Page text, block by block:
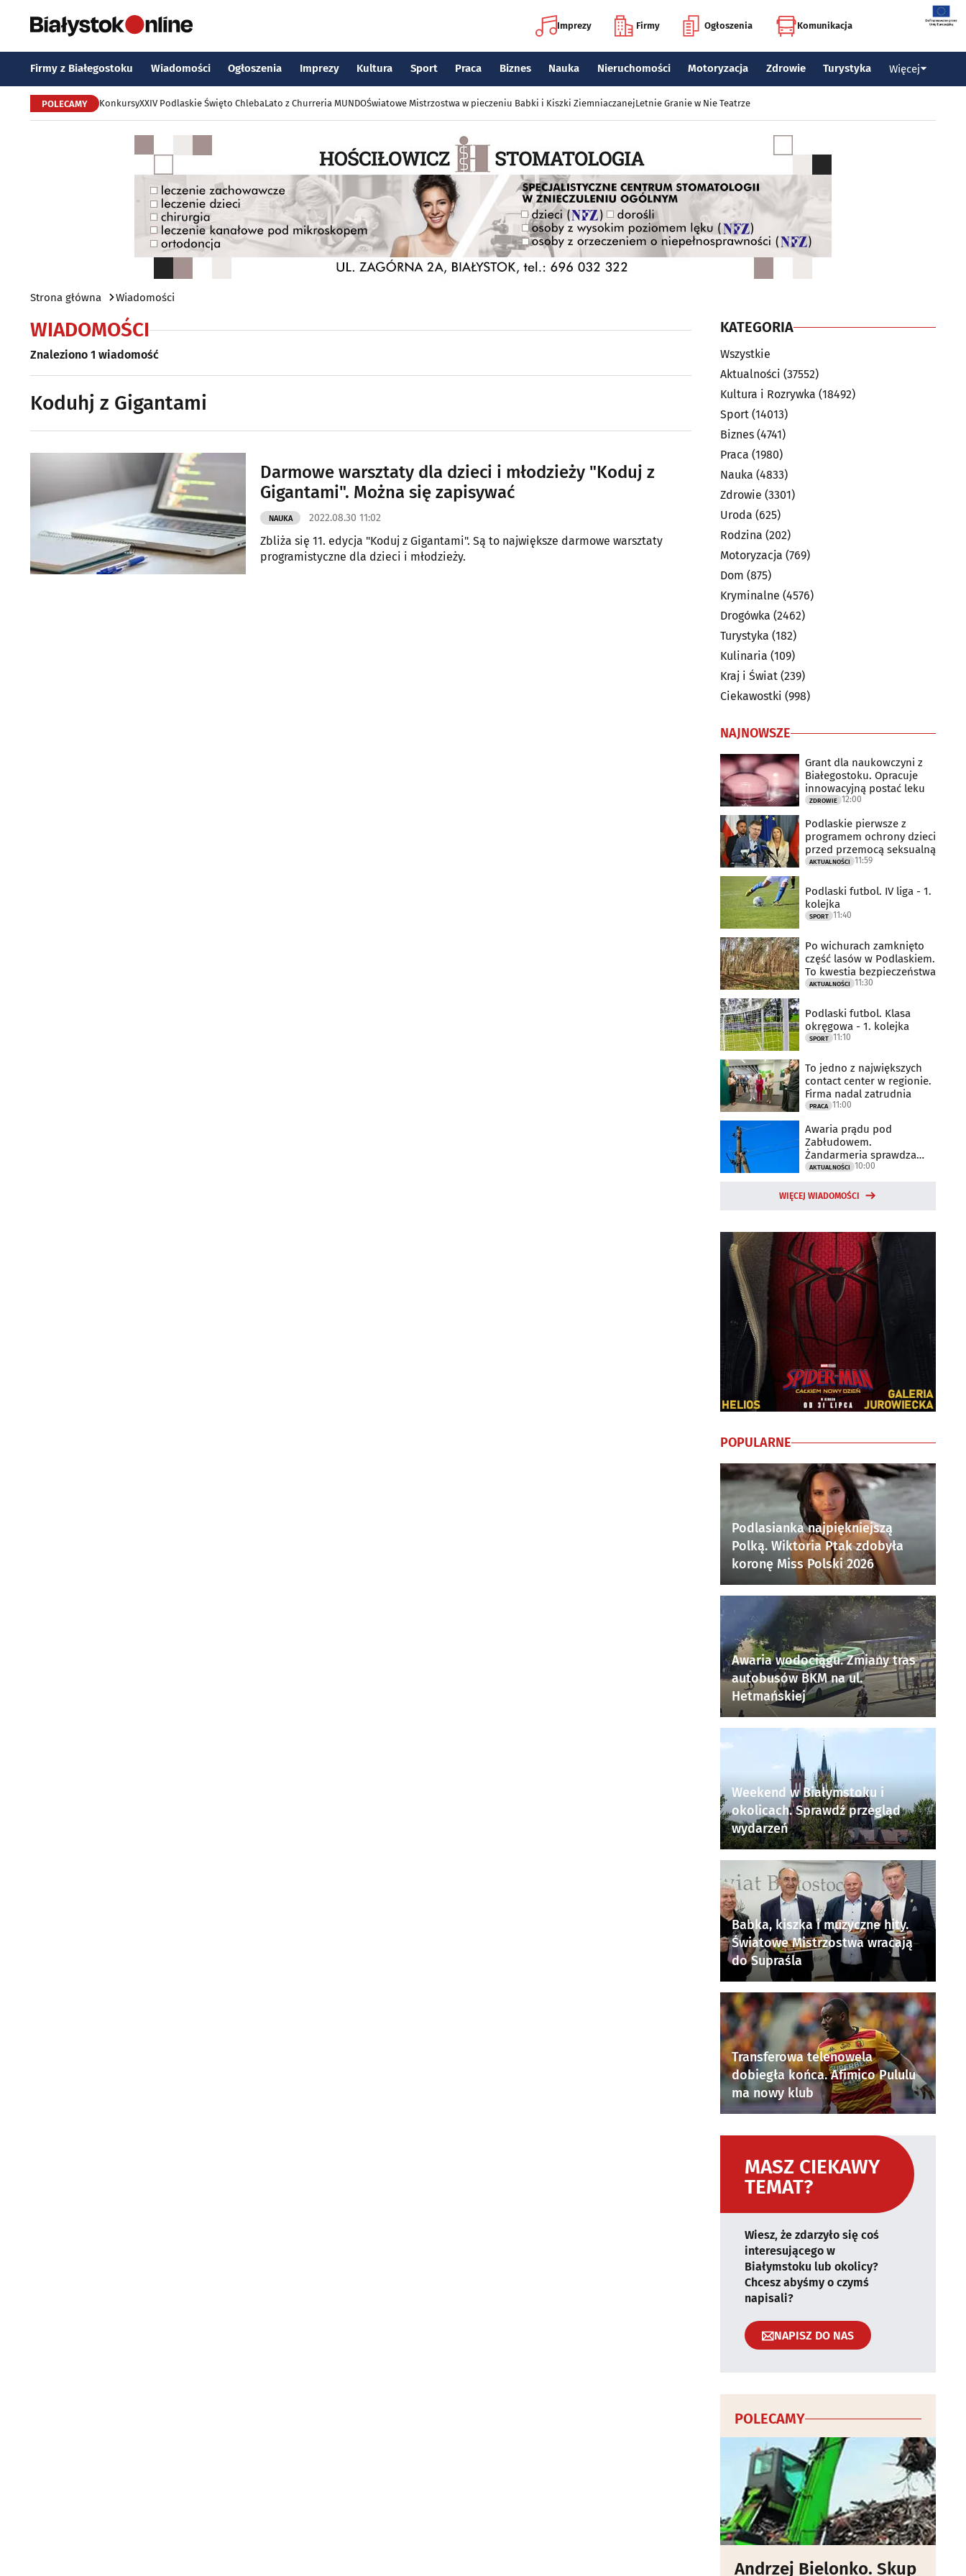
Imprezy Firmy Ogłoszenia Komunikacja
Firmy z Białegostoku Wiadomości Ogłoszenia Imprezy Kultura Sport Praca Biznes Nauka Nieruchomości Motoryzacja Zdrowie Turystyka Więcej
POLECAMY KonkursyXXIV Podlaskie Święto ChlebaLato z Churreria MUNDOŚwiatowe Mistrzostwa w pieczeniu Babki i Kiszki ZiemniaczanejLetnie Granie w Nie Teatrze
Strona główna Wiadomości
WIADOMOŚCI
Znaleziono 1 wiadomość
Koduhj z Gigantami
Darmowe warsztaty dla dzieci i młodzieży "Koduj z
Gigantami". Można się zapisywać
NAUKA 2022.08.30 11:02
Zbliża się 11. edycja "Koduj z Gigantami". Są to największe darmowe warsztaty
programistyczne dla dzieci i młodzieży.
KATEGORIA
Wszystkie
Aktualności (37552)
Kultura i Rozrywka (18492)
Sport (14013)
Biznes (4741)
Praca (1980)
Nauka (4833)
Zdrowie (3301)
Uroda (625)
Rodzina (202)
Motoryzacja (769)
Dom (875)
Kryminalne (4576)
Drogówka (2462)
Turystyka (182)
Kulinaria (109)
Kraj i Świat (239)
Ciekawostki (998)
NAJNOWSZE
Grant dla naukowczyni z
Białegostoku. Opracuje
innowacyjną postać leku
ZDROWIE 12:00
Podlaskie pierwsze z
programem ochrony dzieci
przed przemocą seksualną
AKTUALNOŚCI 11:59
Podlaski futbol. IV liga - 1.
kolejka
SPORT 11:40
Po wichurach zamknięto
część lasów w Podlaskiem.
To kwestia bezpieczeństwa
AKTUALNOŚCI 11:30
Podlaski futbol. Klasa
okręgowa - 1. kolejka
SPORT 11:10
To jedno z największych
contact center w regionie.
Firma nadal zatrudnia
PRACA 11:00
Awaria prądu pod
Zabłudowem.
Żandarmeria sprawdza
udział śmigłowca
AKTUALNOŚCI 10:00
WIĘCEJ WIADOMOŚCI
POPULARNE
Podlasianka najpiękniejszą
Polką. Wiktoria Ptak zdobyła
koronę Miss Polski 2026
Awaria wodociągu. Zmiany tras
autobusów BKM na ul.
Hetmańskiej
Weekend w Białymstoku i
okolicach. Sprawdź przegląd
wydarzeń
Babka, kiszka i muzyczne hity.
Światowe Mistrzostwa wracają
do Supraśla
Transferowa telenowela
dobiegła końca. Afimico Pululu
ma nowy klub
MASZ CIEKAWY
TEMAT?
Wiesz, że zdarzyło się coś
interesującego w
Białymstoku lub okolicy?
Chcesz abyśmy o czymś
napisali?
NAPISZ DO NAS
POLECAMY
Andrzej Bielonko. Skup